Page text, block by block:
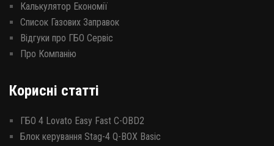
Калькулятор Економії
Список Газових Заправок
Відгуки про ГБО Сервіс
Про Компанію
Корисні статті
ГБО 4 Lovato Easy Fast C-OBD2
Блок керування Stag-4 Q-BOX Basic